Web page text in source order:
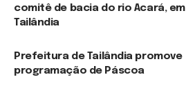
comitê de bacia do rio Acará, em
Tailândia
Prefeitura de Tailândia promove
programação de Páscoa